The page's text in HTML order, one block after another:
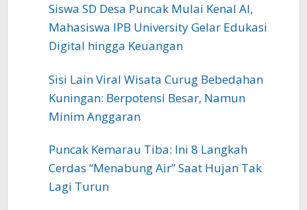
Siswa SD Desa Puncak Mulai Kenal AI,
Mahasiswa IPB University Gelar Edukasi
Digital hingga Keuangan
Sisi Lain Viral Wisata Curug Bebedahan
Kuningan: Berpotensi Besar, Namun
Minim Anggaran
Puncak Kemarau Tiba: Ini 8 Langkah
Cerdas “Menabung Air” Saat Hujan Tak
Lagi Turun